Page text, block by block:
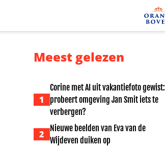
Meest gelezen
1
Corine met AI uit vakantiefoto gewist:
probeert omgeving Jan Smit iets te
verbergen?
2
Nieuwe beelden van Eva van de
Wijdeven duiken op